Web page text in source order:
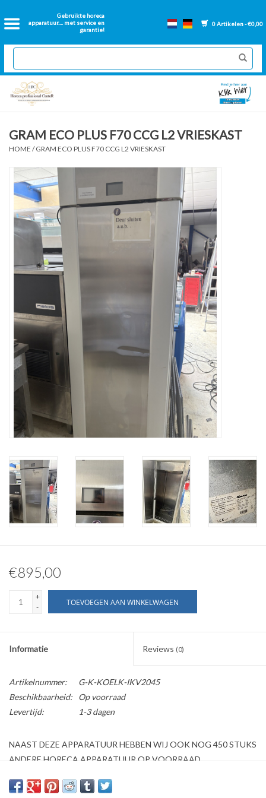
Gebruikte horeca
apparatuur.... met service en
garantie!
0 Artikelen - €0,00
Home
2dehands Horeca
Nieuwe apparatuur
GN Bakken
Onderdelen bakwanden
Ventilatie kanalen
Over ons
GRAM ECO PLUS F70 CCG L2 VRIESKAST
HOME /GRAM ECO PLUS F70 CCG L2 VRIESKAST
€895,00
+
-
TOEVOEGEN AAN WINKELWAGEN
Informatie Reviews (0)
Artikelnummer:
G-K-KOELK-IKV2045
Beschikbaarheid:
Op voorraad
Levertijd:
1-3 dagen
NAAST DEZE APPARATUUR HEBBEN WIJ OOK NOG 450 STUKS
ANDERE HORECA APPARATUUR OP VOORRAAD
Kijk ook op onze website horecaprofessionalcenter punt nl, om
direct te kunnen bestellen.